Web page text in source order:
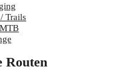
Trails
Routen